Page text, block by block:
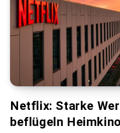
Netflix: Starke
beflügeln